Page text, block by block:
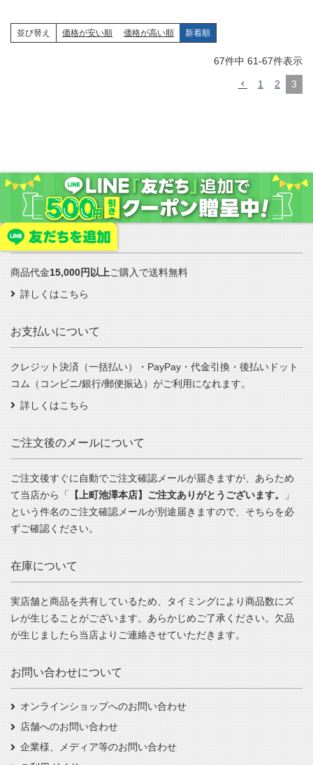
並び替え 価格が安い順 価格が高い順 新着順
67件中 61-67件表示
1 2 3
送料について
商品代金15,000円以上ご購入で送料無料
詳しくはこちら
お支払いについて
クレジット決済（一括払い）・PayPay・代金引換・後払いドット
コム（コンビニ/銀行/郵便振込）がご利用になれます。
詳しくはこちら
ご注文後のメールについて
ご注文後すぐに自動でご注文確認メールが届きますが、あらため
て当店から「【上町池澤本店】ご注文ありがとうございます。」
という件名のご注文確認メールが別途届きますので、そちらを必
ずご確認ください。
在庫について
実店舗と商品を共有しているため、タイミングにより商品数にズ
レが生じることがございます。あらかじめご了承ください。欠品
が生じましたら当店よりご連絡させていただきます。
お問い合わせについて
オンラインショップへのお問い合わせ
店舗へのお問い合わせ
企業様、メディア等のお問い合わせ